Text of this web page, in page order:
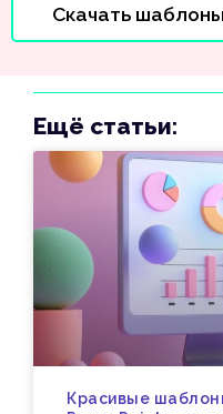
Скачать
Ещё статьи:
Красивые